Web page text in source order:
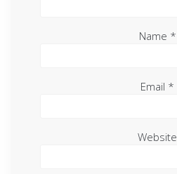
Name *
Email *
Website